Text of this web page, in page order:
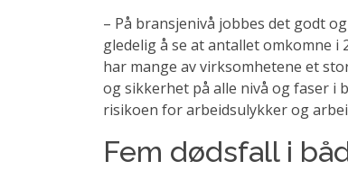
– På bransjenivå jobbes det godt
gledelig å se at antallet omkomne
har mange av virksomhetene et
og sikkerhet på alle nivå og faser i
risikoen for arbeidsulykker og
Fem dødsfall i